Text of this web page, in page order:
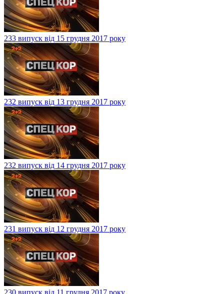
233 випуск від 15 грудня 2017 року
232 випуск від 13 грудня 2017 року
232 випуск від 14 грудня 2017 року
231 випуск від 12 грудня 2017 року
230 випуск від 11 грудня 2017 року